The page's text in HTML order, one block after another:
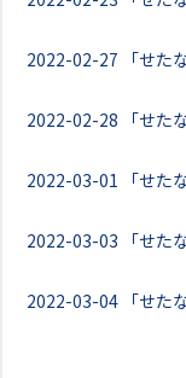
2022-02-27 「せた
2022-02-28 「せ
2022-03-01 「せ
2022-03-03 「せた
2022-03-04 「せ